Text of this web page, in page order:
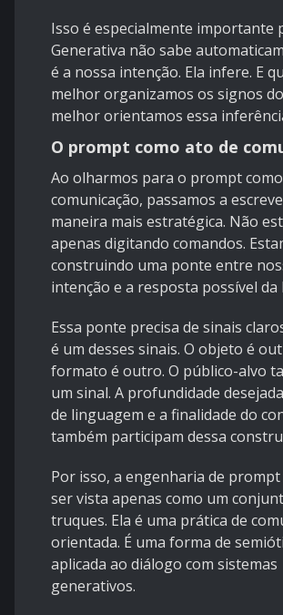
Isso é especialmente importante
Generativa não sabe
é a nossa intenção. Ela infere. E
melhor organizamos os signos
melhor orientamos essa
O prompt como ato de
Ao olharmos para o prompt
comunicação, passamos a
maneira mais estratégica. Não
apenas digitando comandos.
construindo uma ponte entre
intenção e a resposta possível da
Essa ponte precisa de sinais
é um desses sinais. O objeto é
formato é outro. O público-alvo
um sinal. A profundidade
de linguagem e a finalidade do
também participam dessa
Por isso, a engenharia de prompt
ser vista apenas como um
truques. Ela é uma prática de
orientada. É uma forma de
aplicada ao diálogo com sistemas
generativos.